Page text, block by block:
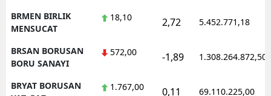
BRMEN BIRLIK
MENSUCAT
18,10 2,72 5.452.771,18
BRSAN BORUSAN
BORU SANAYI
572,00 -1,89 1.308.264.872,50
BRYAT BORUSAN
1.767,00 0,11 69.110.225,00